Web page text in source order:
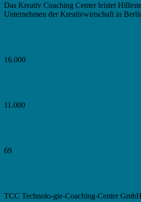
Das Kreativ Coaching Center leistet
Unternehmen der Kreativwirtschaft in
16.000
11.000
69
TCC Technolo-gie-Coaching-Center GmbH